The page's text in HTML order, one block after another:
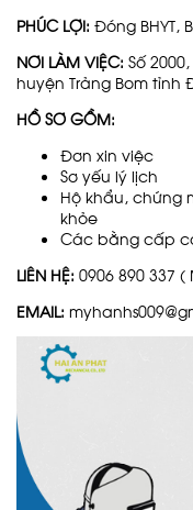
PHÚC LỢI: Đóng BHYT,
NƠI LÀM VIỆC: Số
huyện Trảng Bom tỉnh
HỒ SƠ GỒM:
Đơn xin việc
Sơ yếu lý lịch
Hộ khẩu, chứng
khỏe
Các bằng cấp
LIÊN HỆ: 0906 890 337 (
EMAIL: